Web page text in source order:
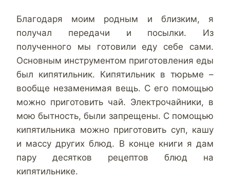
Благодаря моим родным и близким, я
получал передачи и посылки. Из
полученного мы готовили еду себе сами.
Основным инструментом приготовления еды
был кипятильник. Кипятильник в тюрьме –
вообще незаменимая вещь. С его помощью
можно приготовить чай. Электрочайники, в
мою бытность, были запрещены. С помощью
кипятильника можно приготовить суп, кашу
и массу других блюд. В конце книги я дам
пару десятков рецептов блюд на
кипятильнике.